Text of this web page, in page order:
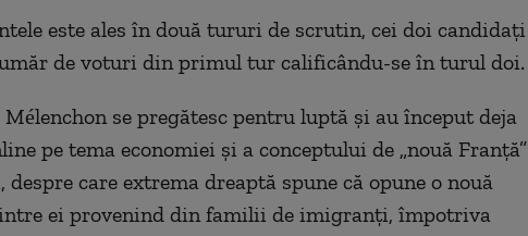
este ales în două tururi de scrutin, cei doi candidați
de voturi din primul tur calificându-se în turul doi.
se pregătesc pentru luptă și au început deja
pe tema economiei și a conceptului de „nouă Franță”
care extrema dreaptă spune că opune o nouă
ei provenind din familii de imigranți, împotriva